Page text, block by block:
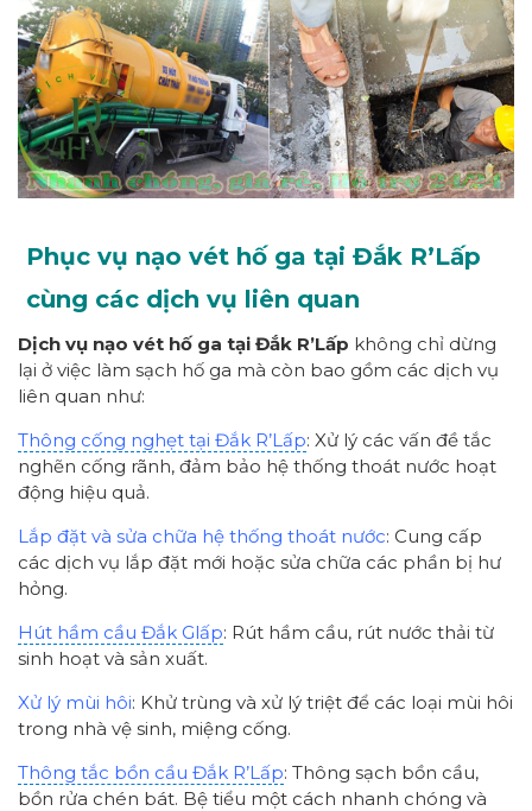
Phục vụ nạo vét hố ga tại Đắk R’Lấp
cùng các dịch vụ liên quan
Dịch vụ nạo vét hố ga tại Đắk R’Lấp không chỉ dừng
lại ở việc làm sạch hố ga mà còn bao gồm các dịch vụ
liên quan như:
Thông cống nghẹt tại Đắk R’Lấp: Xử lý các vấn đề tắc
nghẽn cống rãnh, đảm bảo hệ thống thoát nước hoạt
động hiệu quả.
Lắp đặt và sửa chữa hệ thống thoát nước: Cung cấp
các dịch vụ lắp đặt mới hoặc sửa chữa các phần bị hư
hỏng.
Hút hầm cầu Đắk Glấp: Rút hầm cầu, rút nước thải từ
sinh hoạt và sản xuất.
Xử lý mùi hôi: Khử trùng và xử lý triệt để các loại mùi hôi
trong nhà vệ sinh, miệng cống.
Thông tắc bồn cầu Đắk R’Lấp: Thông sạch bồn cầu,
bồn rửa chén bát. Bệ tiểu một cách nhanh chóng và